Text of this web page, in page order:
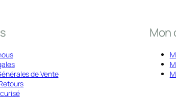
de Vente
Mon